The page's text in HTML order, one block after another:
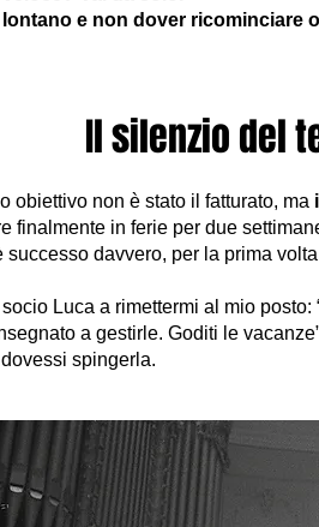
e non dover ricominciare
Il silenzio del
obiettivo non è stato il fatturato, ma
finalmente in ferie per due
successo davvero, per la prima
Luca a rimettermi al mio
a gestirle. Goditi le
spingerla.